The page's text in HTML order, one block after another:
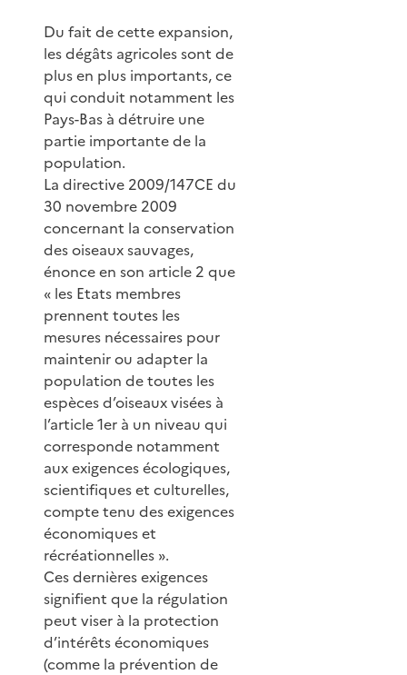
Du fait de cette expansion,
les dégâts agricoles sont de
plus en plus importants, ce
qui conduit notamment les
Pays-Bas à détruire une
partie importante de la
population.
La directive 2009/147CE du
30 novembre 2009
concernant la conservation
des oiseaux sauvages,
énonce en son article 2 que
« les Etats membres
prennent toutes les
mesures nécessaires pour
maintenir ou adapter la
population de toutes les
espèces d’oiseaux visées à
l’article 1er à un niveau qui
corresponde notamment
aux exigences écologiques,
scientifiques et culturelles,
compte tenu des exigences
économiques et
récréationnelles ».
Ces dernières exigences
signifient que la régulation
peut viser à la protection
d’intérêts économiques
(comme la prévention de